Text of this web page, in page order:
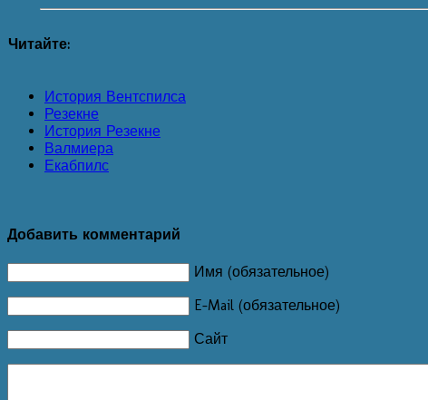
Читайте:
История Вентспилса
Резекне
История Резекне
Валмиера
Екабпилс
Добавить комментарий
Имя (обязательное)
E-Mail (обязательное)
Сайт